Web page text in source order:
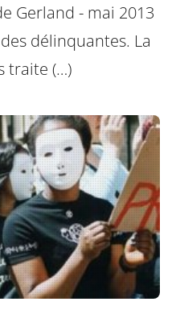
Gerland - mai 2013
délinquantes. La
traite (…)